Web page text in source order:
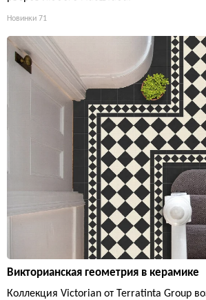
Новинки 71
Викторианская геометрия в керамике
Коллекция Victorian от Terratinta Group